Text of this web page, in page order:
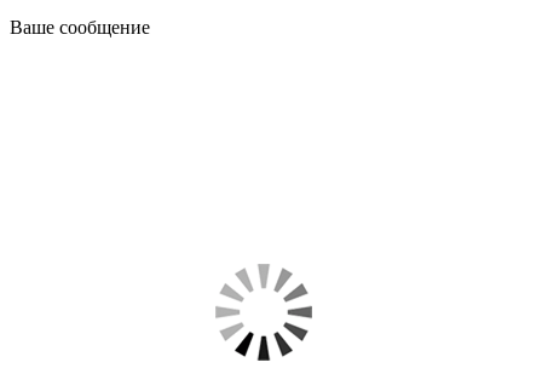
Ваше сообщение